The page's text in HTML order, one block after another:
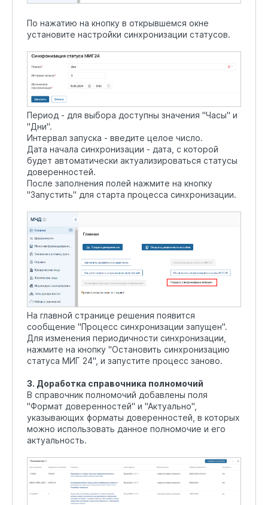
По нажатию на кнопку в открывшемся окне
установите настройки синхронизации статусов.
Период - для выбора доступны значения "Часы" и
"Дни".
Интервал запуска - введите целое число.
Дата начала синхронизации - дата, с которой
будет автоматически актуализироваться статусы
доверенностей.
После заполнения полей нажмите на кнопку
"Запустить" для старта процесса синхронизации.
На главной странице решения появится
сообщение "Процесс синхронизации запущен".
Для изменения периодичности синхронизации,
нажмите на кнопку "Остановить синхронизацию
статуса МИГ 24", и запустите процесс заново.
3. Доработка справочника полномочий
В справочник полномочий добавлены поля
"Формат доверенностей" и "Актуально",
указывающих форматы доверенностей, в которых
можно использовать данное полномочие и его
актуальность.